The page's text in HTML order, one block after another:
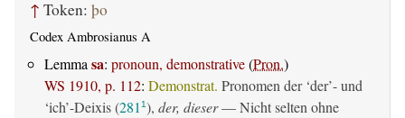
↑ Token: þo
Codex Ambrosianus A
Lemma sa: pronoun, demonstrative(Pron.)
WS 1910, p. 112: Demonstrat. Pronomen der ‘der’- und
‘ich’-Deixis (281 1), der, dieser— Nicht selten ohne